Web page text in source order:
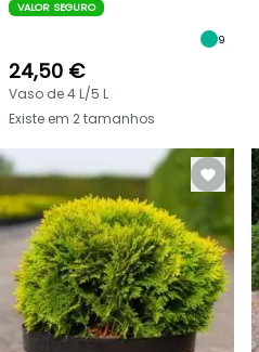
VALOR SEGURO
9
24,50 €
Vaso de 4 L/5 L
Existe em 2 tamanhos